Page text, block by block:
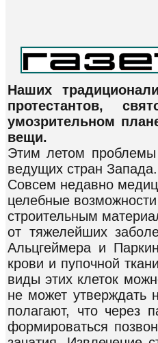
Наших
протестантов,
умозрительном
вещи.
Этим летом проблемы
ведущих стран Запада.
Совсем недавно
целебные
строительным
от тяжелейших
Альцгеймера и
крови и пупочной
виды этих клеток
не может утверждать
полагают, что через
формироваться